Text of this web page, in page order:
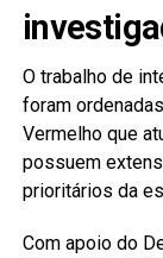
O trabalho de
foram
Vermelho que
possuem
prioritários da
Com apoio do